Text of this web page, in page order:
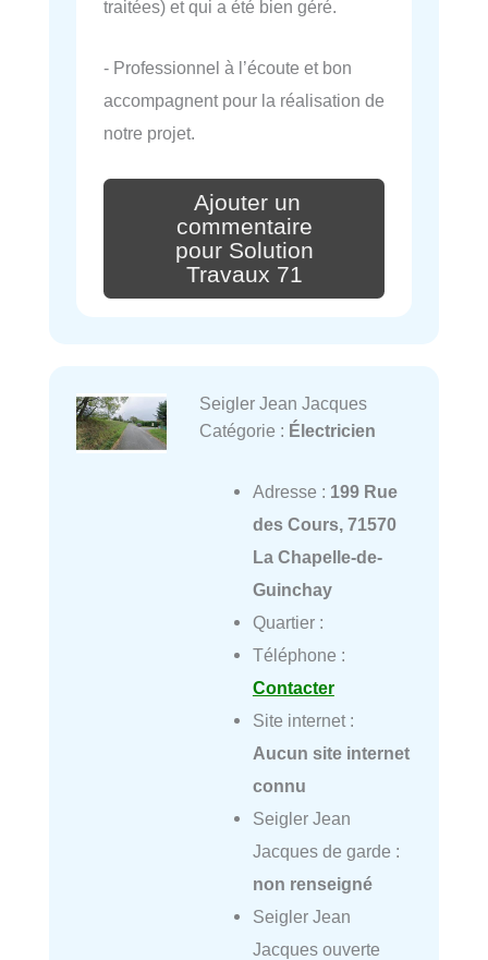
traitées) et qui a été bien géré.
- Professionnel à l’écoute et bon
accompagnent pour la réalisation de
notre projet.
Ajouter un
commentaire
pour Solution
Travaux 71
Seigler Jean Jacques
Catégorie : Électricien
Adresse : 199 Rue
des Cours, 71570
La Chapelle-de-
Guinchay
Quartier :
Téléphone :
Contacter
Site internet :
Aucun site internet
connu
Seigler Jean
Jacques de garde :
non renseigné
Seigler Jean
Jacques ouverte